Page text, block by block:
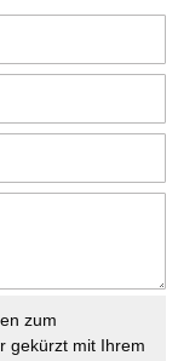
zum
gekürzt mit Ihrem